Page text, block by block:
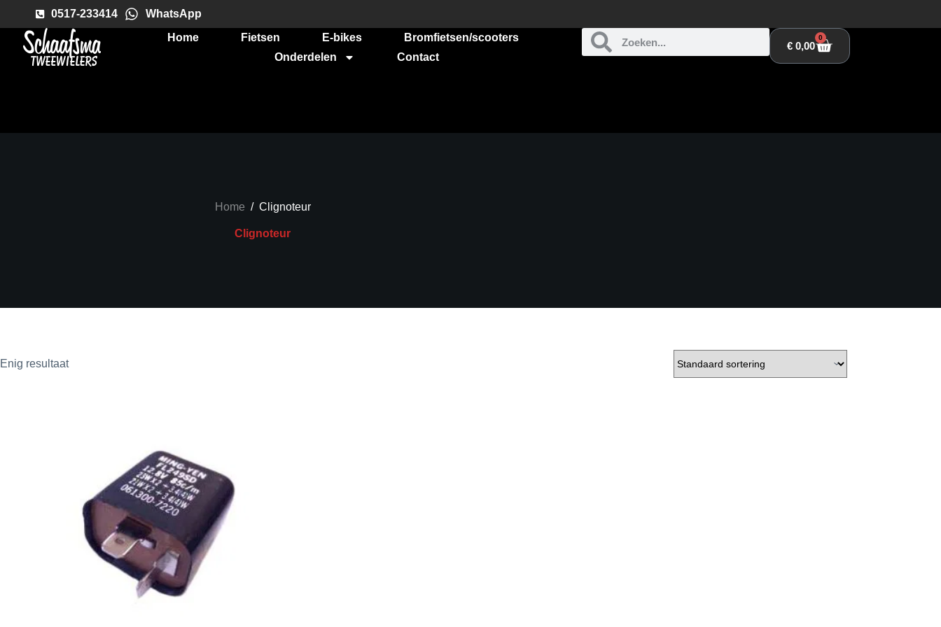
0517-233414
WhatsApp
Home
Fietsen E-bikes
Bromfietsen/scooters
Onderdelen
Contact
€0,00
0
Home / Clignoteur
Clignoteur
Enig resultaat